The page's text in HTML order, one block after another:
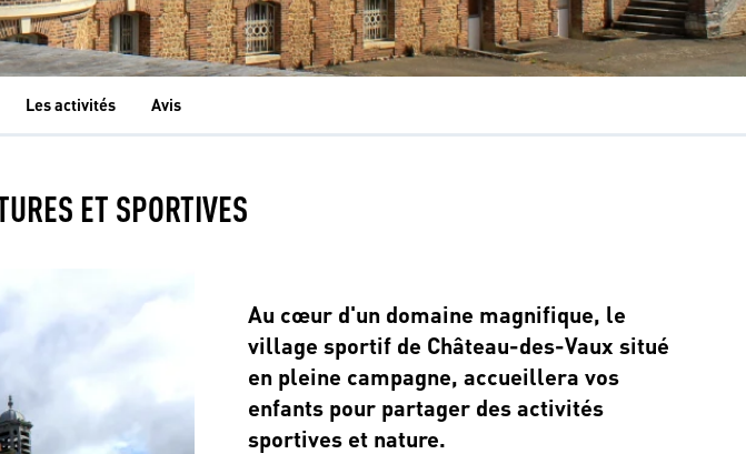
Les activités Avis
ET SPORTIVES
Au cœur d'un domaine magnifique, le
village sportif de Château-des-Vaux situé
en pleine campagne, accueillera vos
enfants pour partager des activités
sportives et nature.